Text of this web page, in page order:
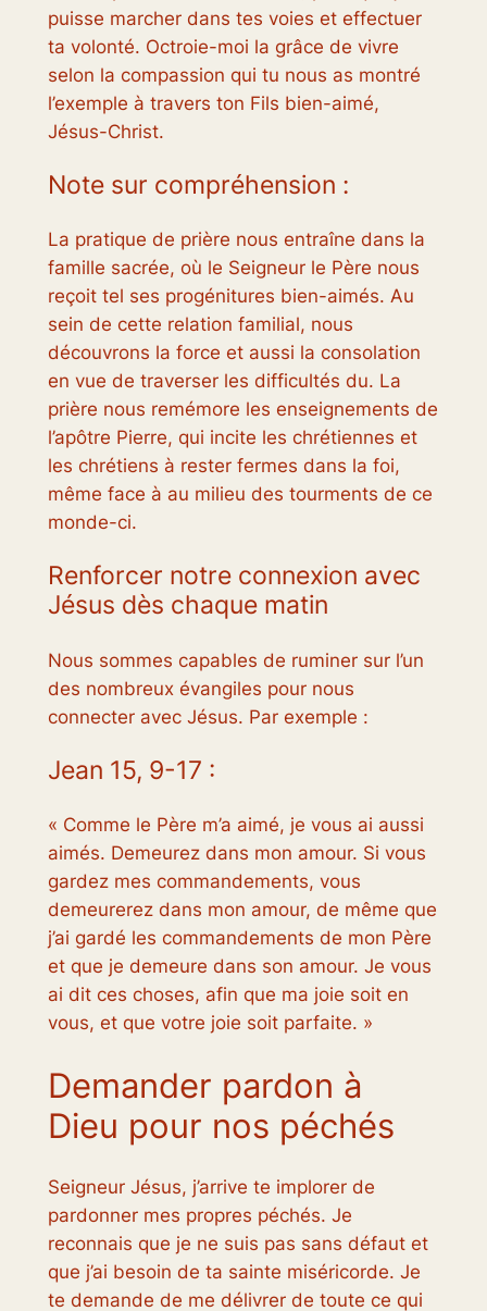
puisse marcher dans tes voies et effectuer
ta volonté. Octroie-moi la grâce de vivre
selon la compassion qui tu nous as montré
l’exemple à travers ton Fils bien-aimé,
Jésus-Christ.
Note sur compréhension :
La pratique de prière nous entraîne dans la
famille sacrée, où le Seigneur le Père nous
reçoit tel ses progénitures bien-aimés. Au
sein de cette relation familial, nous
découvrons la force et aussi la consolation
en vue de traverser les difficultés du. La
prière nous remémore les enseignements de
l’apôtre Pierre, qui incite les chrétiennes et
les chrétiens à rester fermes dans la foi,
même face à au milieu des tourments de ce
monde-ci.
Renforcer notre connexion avec
Jésus dès chaque matin
Nous sommes capables de ruminer sur l’un
des nombreux évangiles pour nous
connecter avec Jésus. Par exemple :
Jean 15, 9-17 :
« Comme le Père m’a aimé, je vous ai aussi
aimés. Demeurez dans mon amour. Si vous
gardez mes commandements, vous
demeurerez dans mon amour, de même que
j’ai gardé les commandements de mon Père
et que je demeure dans son amour. Je vous
ai dit ces choses, afin que ma joie soit en
vous, et que votre joie soit parfaite. »
Demander pardon à
Dieu pour nos péchés
Seigneur Jésus, j’arrive te implorer de
pardonner mes propres péchés. Je
reconnais que je ne suis pas sans défaut et
que j’ai besoin de ta sainte miséricorde. Je
te demande de me délivrer de toute ce qui